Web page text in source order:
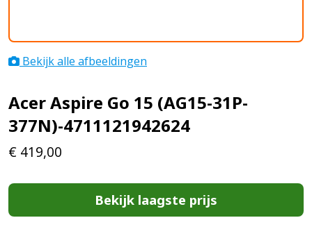
Bekijk alle afbeeldingen
Acer Aspire Go 15 (AG15-31P-
377N)-4711121942624
€ 419,00
Bekijk laagste prijs